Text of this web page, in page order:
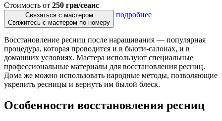
Стоимость от 250 грн/сеанс
Связаться с мастером
Свяжитесь с мастером по номеру
подробнее
Восстановление ресниц после наращивания — популярная
процедура, которая проводится и в бьюти-салонах, и в
домашних условиях. Мастера используют специальные
профессиональные материалы для восстановления ресниц.
Дома же можно использовать народные методы, позволяющие
укрепить ресницы и вернуть им былой блеск.
Особенности восстановления ресниц